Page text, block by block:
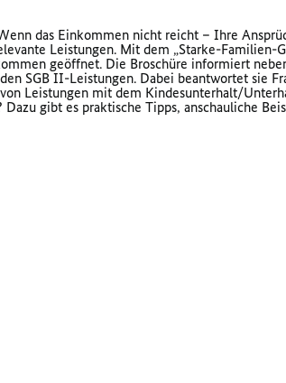
das Einkommen nicht reicht – Ihre
Leistungen. Mit dem „Starke-Familien-
geöffnet. Die Broschüre informiert
SGB II-Leistungen. Dabei beantwortet sie
Leistungen mit dem Kindesunterhalt/
gibt es praktische Tipps, anschauliche